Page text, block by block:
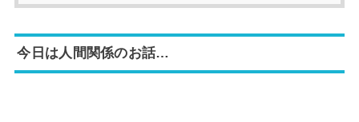
今日は人間関係のお話…